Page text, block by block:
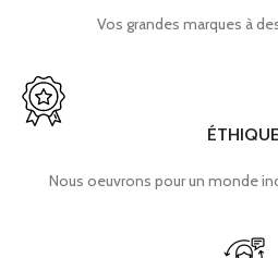
Vos grandes marques à
ÉTHIQUE
Nous oeuvrons pour un monde